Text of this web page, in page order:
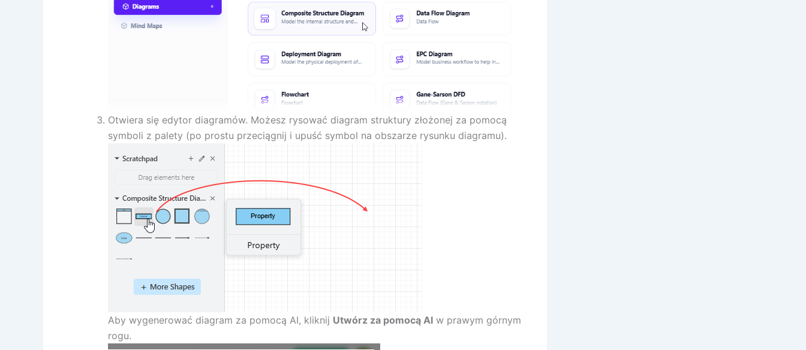
Otwiera się edytor diagramów. Możesz rysować diagram struktury złożonej za pomocą
symboli z palety (po prostu przeciągnij i upuść symbol na obszarze rysunku diagramu).
Aby wygenerować diagram za pomocą AI, kliknij Utwórz za pomocą AI w prawym górnym
rogu.